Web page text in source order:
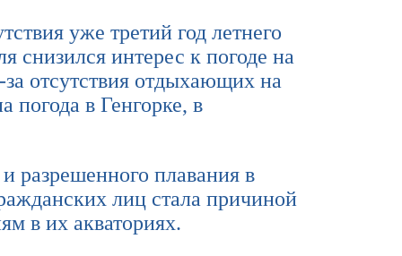
уже третий год летнего
снизился интерес к погоде на
отсутствия отдыхающих на
погода в Генгорке, в
разрешенного плавания в
лиц стала причиной
в их акваториях.